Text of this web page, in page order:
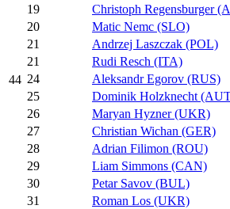
44
19
Christoph Regensburger
20
Matic Nemc (SLO)
21
Andrzej Laszczak (POL)
21
Rudi Resch (ITA)
24
Aleksandr Egorov (RUS)
25
Dominik Holzknecht
26
Maryan Hyzner (UKR)
27
Christian Wichan (GER)
28
Adrian Filimon (ROU)
29
Liam Simmons (CAN)
30
Petar Savov (BUL)
31
Roman Los (UKR)